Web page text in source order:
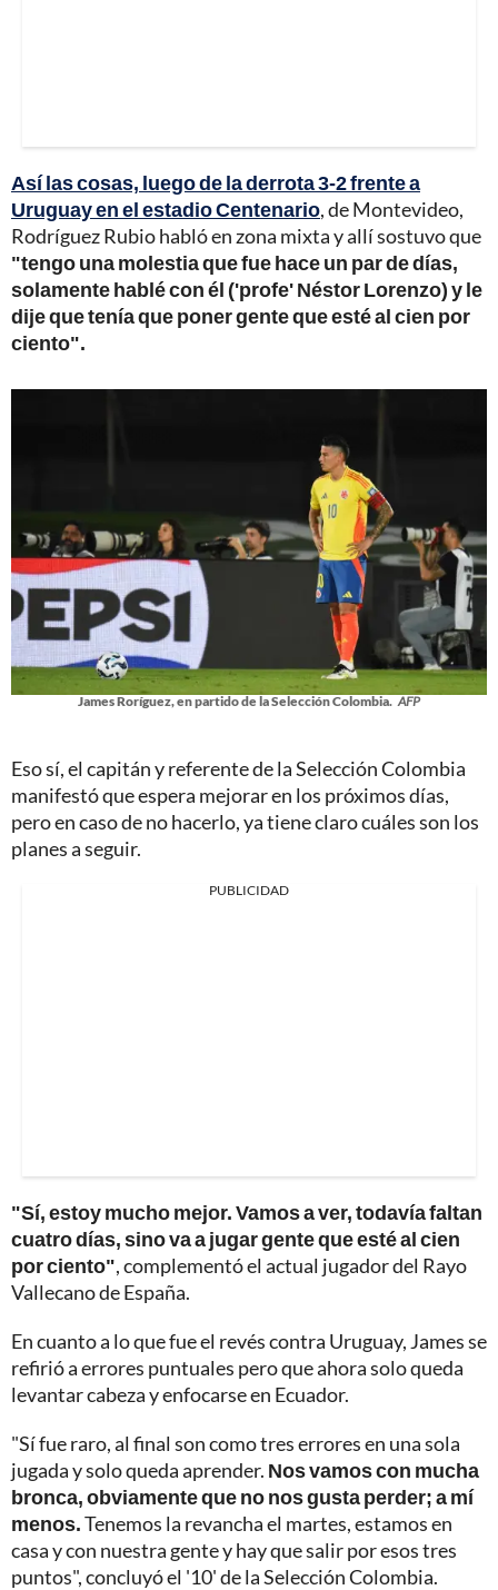
Así las cosas, luego de la derrota 3-2 frente a
Uruguay en el estadio Centenario, de Montevideo,
Rodríguez Rubio habló en zona mixta y allí sostuvo que
"tengo una molestia que fue hace un par de días,
solamente hablé con él ('profe' Néstor Lorenzo) y le
dije que tenía que poner gente que esté al cien por
ciento".
James Roríguez, en partido de la Selección Colombia. AFP
Eso sí, el capitán y referente de la Selección Colombia
manifestó que espera mejorar en los próximos días,
pero en caso de no hacerlo, ya tiene claro cuáles son los
planes a seguir.
PUBLICIDAD
"Sí, estoy mucho mejor. Vamos a ver, todavía faltan
cuatro días, sino va a jugar gente que esté al cien
por ciento", complementó el actual jugador del Rayo
Vallecano de España.
En cuanto a lo que fue el revés contra Uruguay, James se
refirió a errores puntuales pero que ahora solo queda
levantar cabeza y enfocarse en Ecuador.
"Sí fue raro, al final son como tres errores en una sola
jugada y solo queda aprender. Nos vamos con mucha
bronca, obviamente que no nos gusta perder; a mí
menos.Tenemos la revancha el martes, estamos en
casa y con nuestra gente y hay que salir por esos tres
puntos", concluyó el '10' de la Selección Colombia.